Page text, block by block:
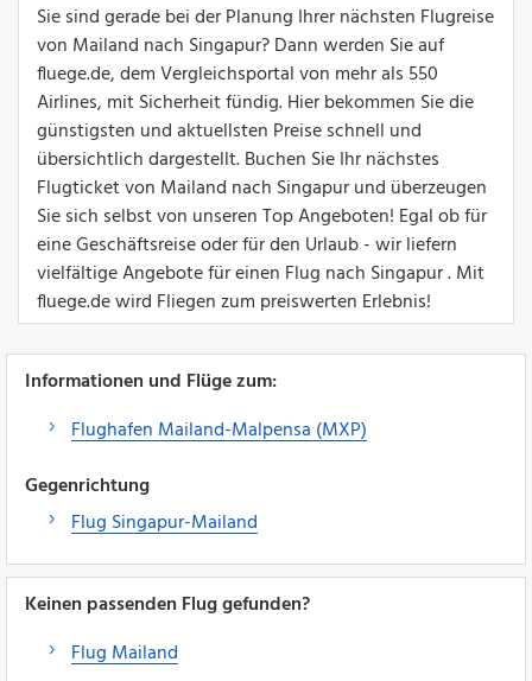
Sie sind gerade bei der Planung Ihrer nächsten Flugreise
von Mailand nach Singapur? Dann werden Sie auf
fluege.de, dem Vergleichsportal von mehr als 550
Airlines, mit Sicherheit fündig. Hier bekommen Sie die
günstigsten und aktuellsten Preise schnell und
übersichtlich dargestellt. Buchen Sie Ihr nächstes
Flugticket von Mailand nach Singapur und überzeugen
Sie sich selbst von unseren Top Angeboten! Egal ob für
eine Geschäftsreise oder für den Urlaub - wir liefern
vielfältige Angebote für einen Flug nach Singapur . Mit
fluege.de wird Fliegen zum preiswerten Erlebnis!
Informationen und Flüge zum:
Flughafen Mailand-Malpensa (MXP)
Gegenrichtung
Flug Singapur-Mailand
Keinen passenden Flug gefunden?
Flug Mailand